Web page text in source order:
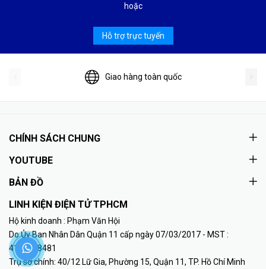
hoặc
Hỗ trợ trực tuyến
Giao hàng toàn quốc
CHÍNH SÁCH CHUNG
YOUTUBE
BẢN ĐỒ
LINH KIỆN ĐIỆN TỬ TPHCM
Hộ kinh doanh : Phạm Văn Hội
Do Ủy Ban Nhân Dân Quận 11 cấp ngày 07/03/2017 - MST :
41K8018481
Trụ sở chính: 40/12 Lữ Gia, Phường 15, Quận 11, TP. Hồ Chí Minh